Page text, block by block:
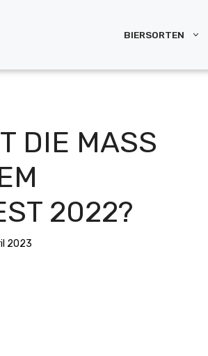
BIERSORTEN
DIE MASS B
O
2022?
2023